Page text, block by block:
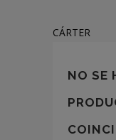
CÁRTER
NO SE